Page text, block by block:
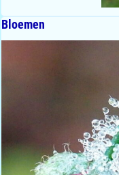
Bloemen